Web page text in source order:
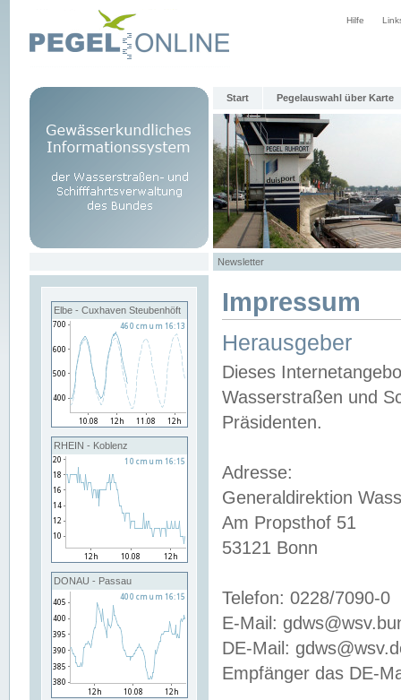
Hilfe
Start Pegelauswahl über Karte
Newsletter
Elbe - Cuxhaven Steubenhöft
RHEIN - Koblenz
DONAU - Passau
Impressum
Herausgeber
Dieses
Wasserstraßen und
Präsidenten.
Adresse:
Generaldirektion
Am Propsthof 51
53121 Bonn
Telefon: 0228/7090-0
E-Mail:
DE-Mail:
Empfänger das DE-